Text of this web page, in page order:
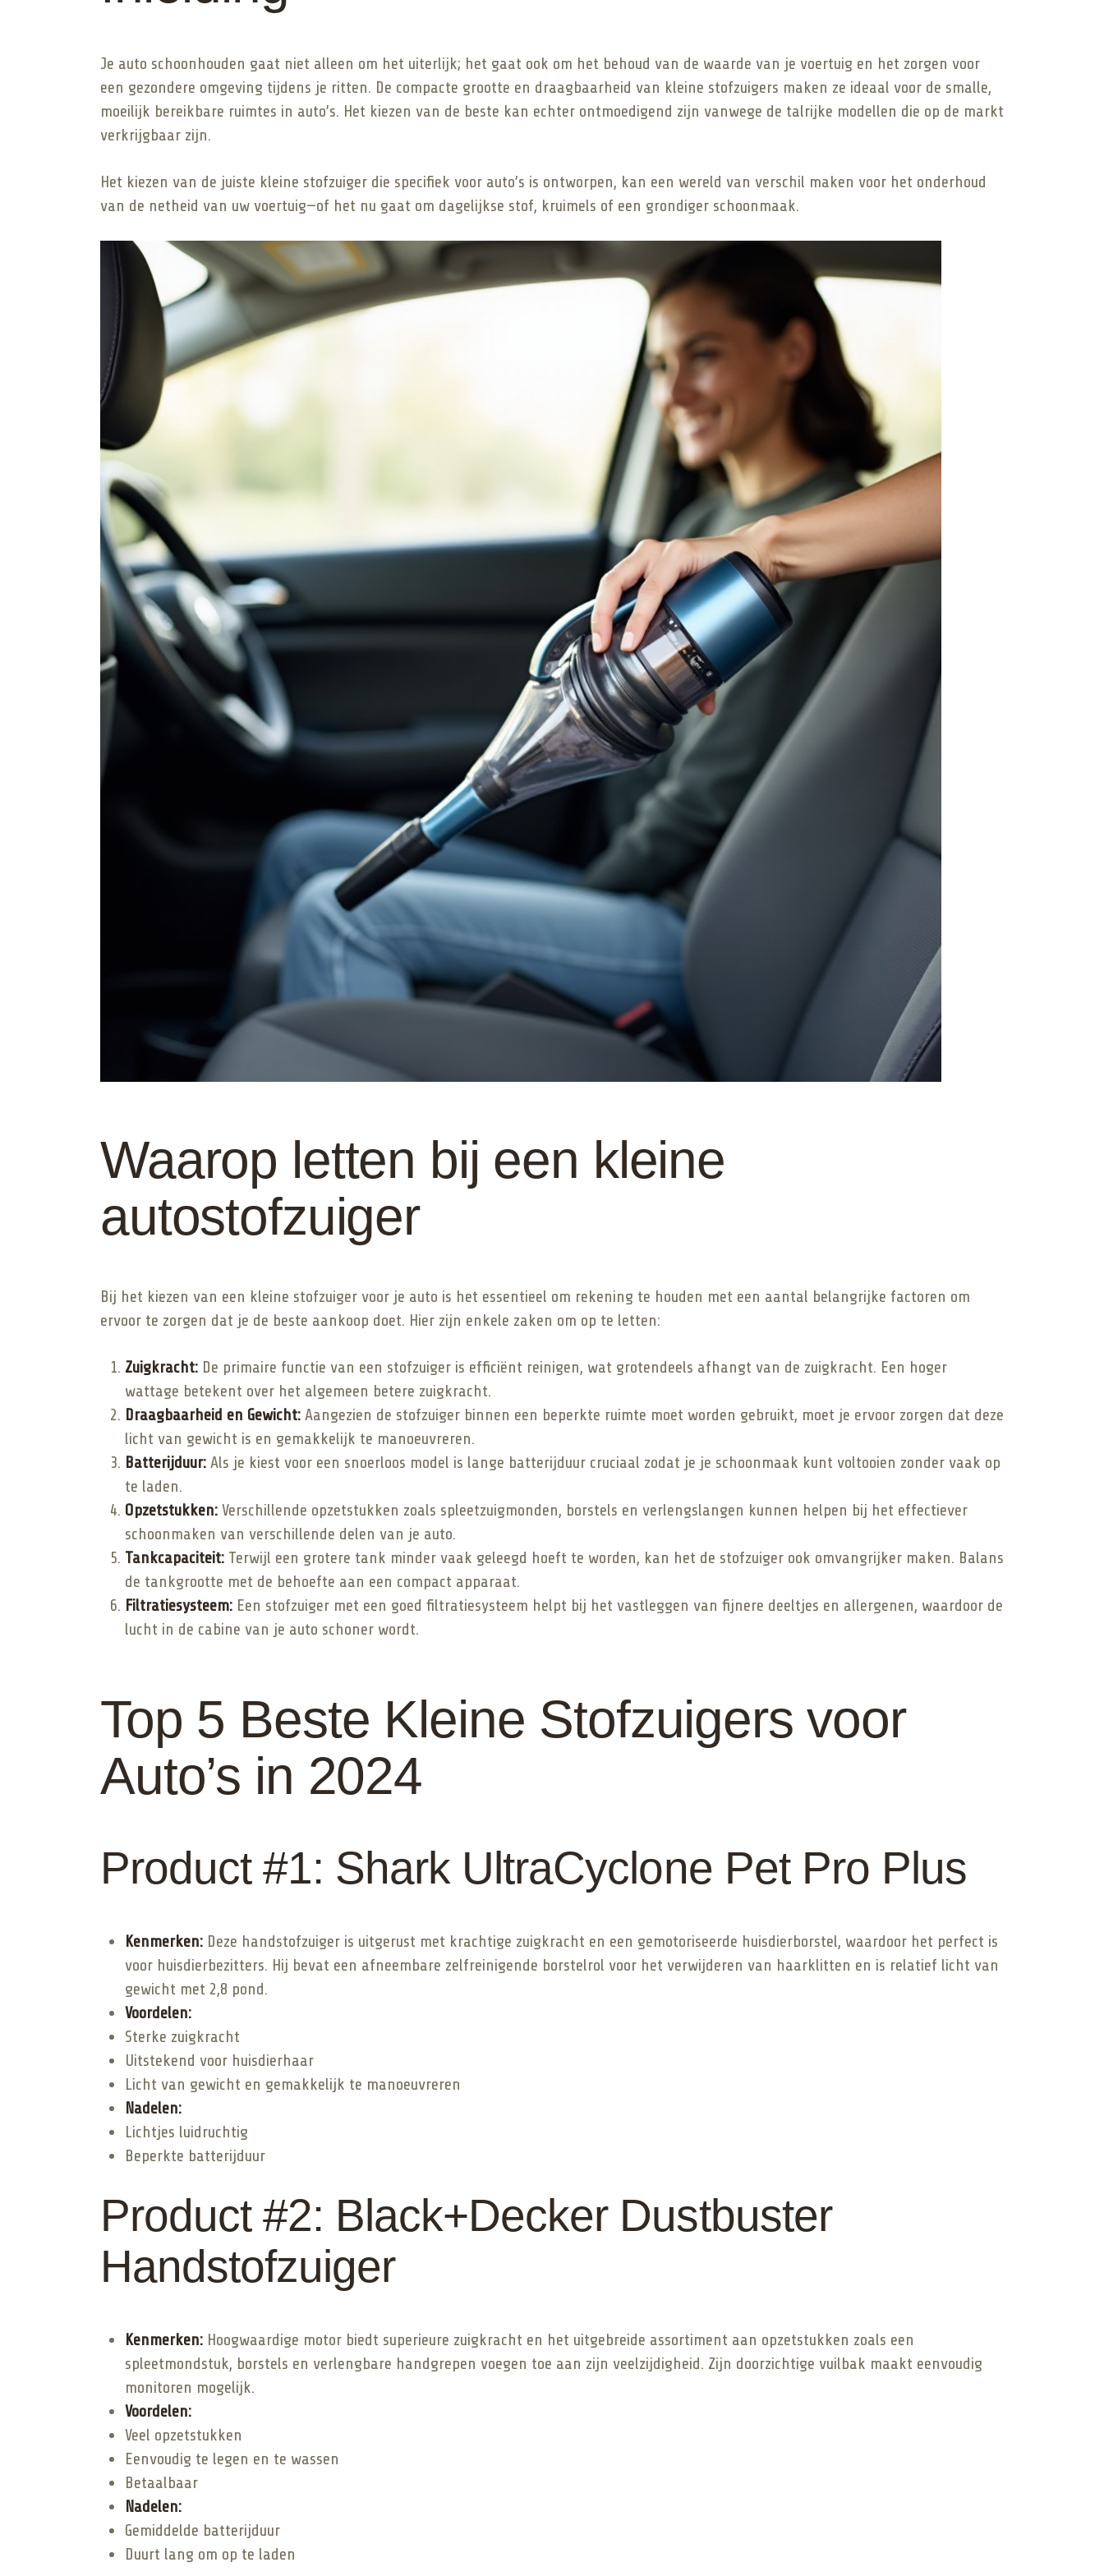
Je auto schoonhouden gaat niet alleen om het uiterlijk; het gaat ook om het behoud van de waarde van je voertuig en het zorgen voor
een gezondere omgeving tijdens je ritten. De compacte grootte en draagbaarheid van kleine stofzuigers maken ze ideaal voor de smalle,
moeilijk bereikbare ruimtes in auto’s. Het kiezen van de beste kan echter ontmoedigend zijn vanwege de talrijke modellen die op de markt
verkrijgbaar zijn.
Het kiezen van de juiste kleine stofzuiger die specifiek voor auto’s is ontworpen, kan een wereld van verschil maken voor het onderhoud
van de netheid van uw voertuig—of het nu gaat om dagelijkse stof, kruimels of een grondiger schoonmaak.
Waarop letten bij een kleine
autostofzuiger
Bij het kiezen van een kleine stofzuiger voor je auto is het essentieel om rekening te houden met een aantal belangrijke factoren om
ervoor te zorgen dat je de beste aankoop doet. Hier zijn enkele zaken om op te letten:
Zuigkracht: De primaire functie van een stofzuiger is efficiënt reinigen, wat grotendeels afhangt van de zuigkracht. Een hoger
wattage betekent over het algemeen betere zuigkracht.
Draagbaarheid en Gewicht: Aangezien de stofzuiger binnen een beperkte ruimte moet worden gebruikt, moet je ervoor zorgen dat deze
licht van gewicht is en gemakkelijk te manoeuvreren.
Batterijduur: Als je kiest voor een snoerloos model is lange batterijduur cruciaal zodat je je schoonmaak kunt voltooien zonder vaak op
te laden.
Opzetstukken: Verschillende opzetstukken zoals spleetzuigmonden, borstels en verlengslangen kunnen helpen bij het effectiever
schoonmaken van verschillende delen van je auto.
Tankcapaciteit: Terwijl een grotere tank minder vaak geleegd hoeft te worden, kan het de stofzuiger ook omvangrijker maken. Balans
de tankgrootte met de behoefte aan een compact apparaat.
Filtratiesysteem: Een stofzuiger met een goed filtratiesysteem helpt bij het vastleggen van fijnere deeltjes en allergenen, waardoor de
lucht in de cabine van je auto schoner wordt.
Top 5 Beste Kleine Stofzuigers voor
Auto’s in 2024
Product #1: Shark UltraCyclone Pet Pro Plus
Kenmerken: Deze handstofzuiger is uitgerust met krachtige zuigkracht en een gemotoriseerde huisdierborstel, waardoor het perfect is
voor huisdierbezitters. Hij bevat een afneembare zelfreinigende borstelrol voor het verwijderen van haarklitten en is relatief licht van
gewicht met 2,8 pond.
Voordelen:
Sterke zuigkracht
Uitstekend voor huisdierhaar
Licht van gewicht en gemakkelijk te manoeuvreren
Nadelen:
Lichtjes luidruchtig
Beperkte batterijduur
Product #2: Black+Decker Dustbuster
Handstofzuiger
Kenmerken: Hoogwaardige motor biedt superieure zuigkracht en het uitgebreide assortiment aan opzetstukken zoals een
spleetmondstuk, borstels en verlengbare handgrepen voegen toe aan zijn veelzijdigheid. Zijn doorzichtige vuilbak maakt eenvoudig
monitoren mogelijk.
Voordelen:
Veel opzetstukken
Eenvoudig te legen en te wassen
Betaalbaar
Nadelen:
Gemiddelde batterijduur
Duurt lang om op te laden